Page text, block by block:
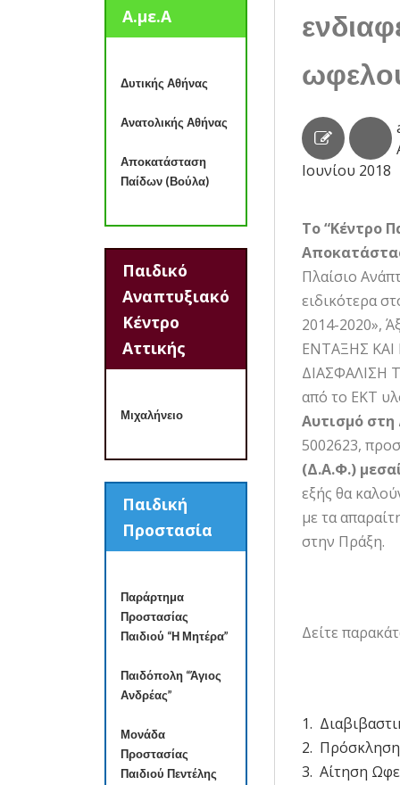
Ιουνίου 2018
Το “Κέντρο
Πλαίσιο
ειδικότερα
2014-2020»,
ΕΝΤΑΞΗΣ
ΔΙΑΣΦΑΛΙΣΗ
από το ΕΚΤ
Αυτισμό στη
5002623,
(Δ.Α.Φ.)
εξής θα
με τα
στην Πράξη.
Δείτε
1.
2.
3. Αίτηση
Α.με.Α
Δυτικής Αθήνας
Ανατολικής Αθήνας
Αποκατάσταση
Παίδων (Βούλα)
Παιδικό
Αναπτυξιακό
Κέντρο
Αττικής
Μιχαλήνειο
Παιδική
Προστασία
Παράρτημα
Προστασίας
Παιδιού “Η Μητέρα”
Παιδόπολη “Άγιος
Ανδρέας”
Μονάδα
Προστασίας
Παιδιού Πεντέλης